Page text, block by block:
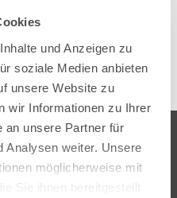
und Anzeigen zu
soziale Medien anbieten
unsere Website zu
wir Informationen zu Ihrer
an unsere Partner für
Analysen weiter. Unsere
möglicherweise mit